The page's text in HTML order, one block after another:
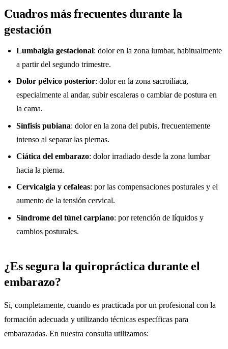
Cuadros más frecuentes durante la
gestación
Lumbalgia gestacional: dolor en la zona lumbar, habitualmente
a partir del segundo trimestre.
Dolor pélvico posterior: dolor en la zona sacroilíaca,
especialmente al andar, subir escaleras o cambiar de postura en
la cama.
Sínfisis pubiana: dolor en la zona del pubis, frecuentemente
intenso al separar las piernas.
Ciática del embarazo: dolor irradiado desde la zona lumbar
hacia la pierna.
Cervicalgia y cefaleas: por las compensaciones posturales y el
aumento de la tensión cervical.
Síndrome del túnel carpiano: por retención de líquidos y
cambios posturales.
¿Es segura la quiropráctica durante el
embarazo?
Sí, completamente, cuando es practicada por un profesional con la
formación adecuada y utilizando técnicas específicas para
embarazadas. En nuestra consulta utilizamos: